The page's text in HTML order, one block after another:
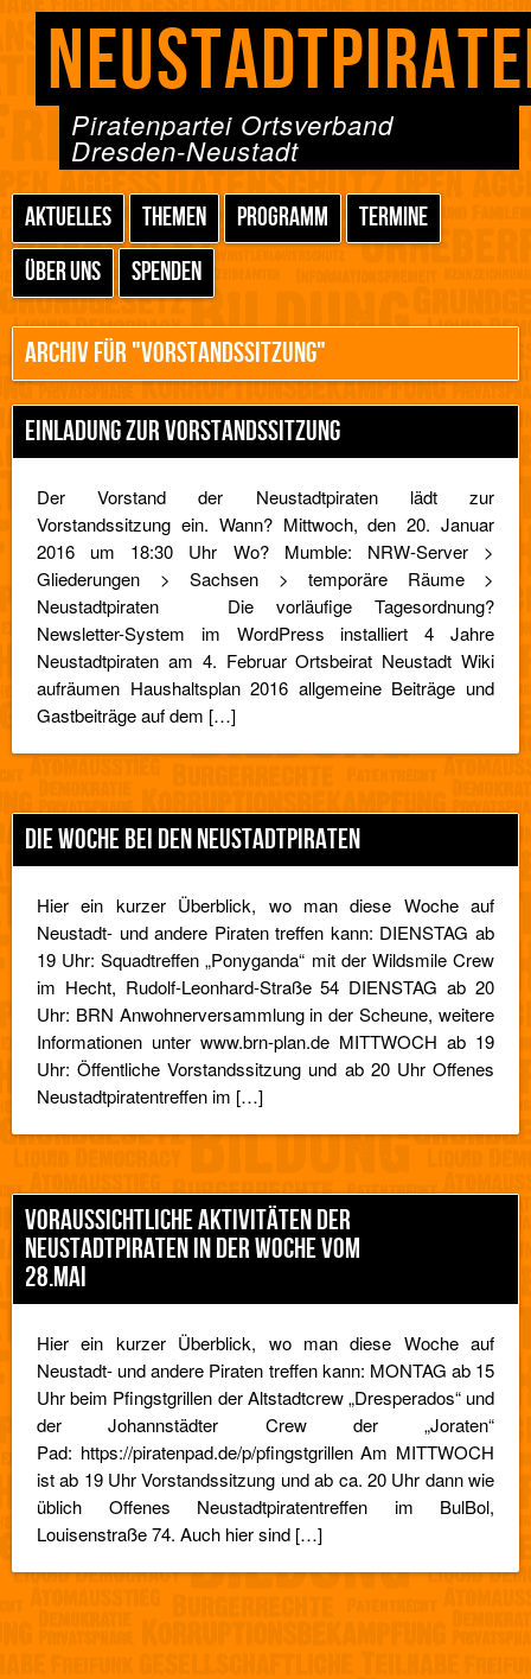
Piratenpartei Ortsverband
Dresden-Neustadt
AKTUELLES THEMEN PROGRAMM
TERMINE
ÜBER UNS
SPENDEN
ARCHIV FÜR "VORSTANDSSITZUNG"
EINLADUNG ZUR VORSTANDSSITZUNG
Der Vorstand der Neustadtpiraten lädt zur
Vorstandssitzung ein. Wann? Mittwoch, den 20. Januar
2016 um 18:30 Uhr Wo? Mumble: NRW-Server >
Gliederungen > Sachsen > temporäre Räume >
Neustadtpiraten Die vorläufige Tagesordnung?
Newsletter-System im WordPress installiert 4 Jahre
Neustadtpiraten am 4. Februar Ortsbeirat Neustadt Wiki
aufräumen Haushaltsplan 2016 allgemeine Beiträge und
Gastbeiträge auf dem […]
DIE WOCHE BEI DEN NEUSTADTPIRATEN
Hier ein kurzer Überblick, wo man diese Woche auf
Neustadt- und andere Piraten treffen kann: DIENSTAG ab
19 Uhr: Squadtreffen „Ponyganda“ mit der Wildsmile Crew
im Hecht, Rudolf-Leonhard-Straße 54 DIENSTAG ab 20
Uhr: BRN Anwohnerversammlung in der Scheune, weitere
Informationen unter www.brn-plan.de MITTWOCH ab 19
Uhr: Öffentliche Vorstandssitzung und ab 20 Uhr Offenes
Neustadtpiratentreffen im […]
VORAUSSICHTLICHE AKTIVITÄTEN DER
NEUSTADTPIRATEN IN DER WOCHE VOM
28.MAI
Hier ein kurzer Überblick, wo man diese Woche auf
Neustadt- und andere Piraten treffen kann: MONTAG ab 15
Uhr beim Pfingstgrillen der Altstadtcrew „Dresperados“ und
der Johannstädter Crew der „Joraten“
Pad: https://piratenpad.de/p/pfingstgrillen Am MITTWOCH
ist ab 19 Uhr Vorstandssitzung und ab ca. 20 Uhr dann wie
üblich Offenes Neustadtpiratentreffen im BulBol,
Louisenstraße 74. Auch hier sind […]